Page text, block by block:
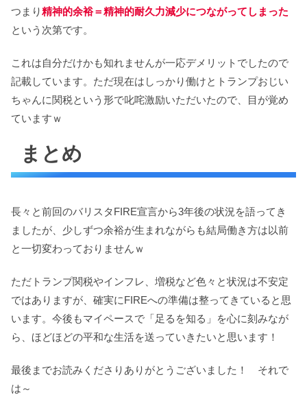
つまり精神的余裕＝精神的耐久力減少につながってしまった
という次第です。
これは自分だけかも知れませんが一応デメリットでしたので
記載しています。ただ現在はしっかり働けとトランプおじい
ちゃんに関税という形で叱咤激励いただいたので、目が覚め
ていますｗ
まとめ
長々と前回のバリスタFIRE宣言から3年後の状況を語ってき
ましたが、少しずつ余裕が生まれながらも結局働き方は以前
と一切変わっておりませんｗ
ただトランプ関税やインフレ、増税など色々と状況は不安定
ではありますが、確実にFIREへの準備は整ってきていると思
います。今後もマイペースで「足るを知る」を心に刻みなが
ら、ほどほどの平和な生活を送っていきたいと思います！
最後までお読みくださりありがとうございました！ それで
は～